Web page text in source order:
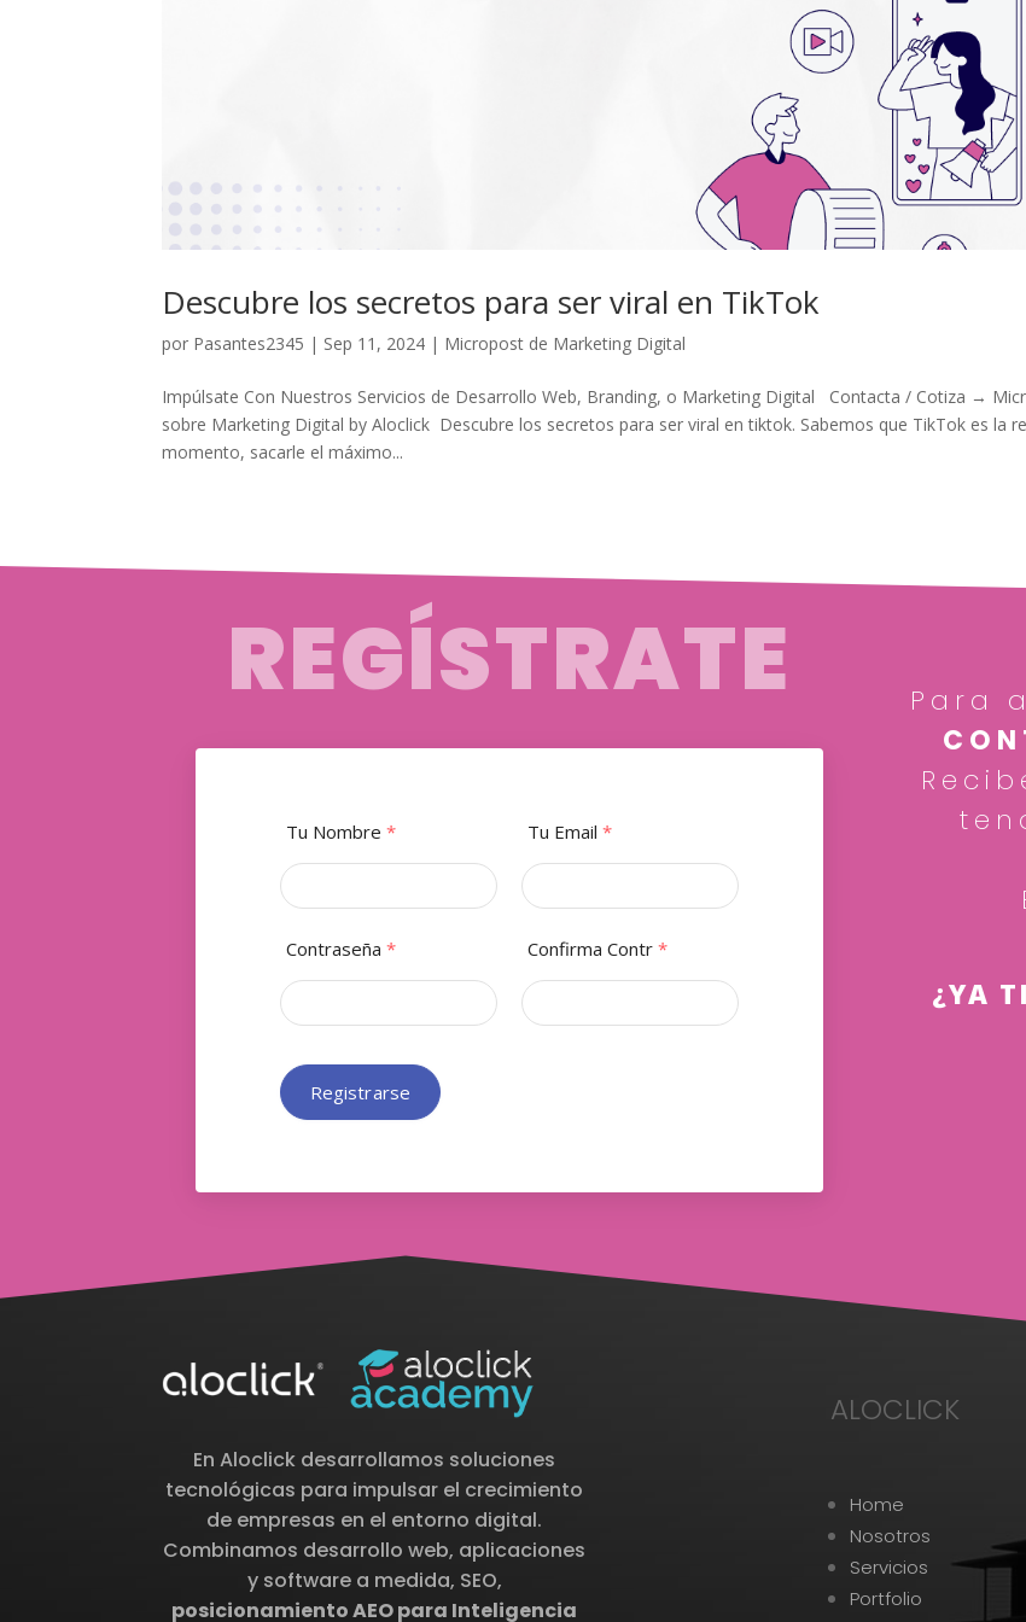
Descubre los secretos para ser viral en TikTok
por Pasantes2345 | Sep 11, 2024 | Micropost de Marketing Digital
Impúlsate Con Nuestros Servicios de Desarrollo Web, Branding, o Marketing Digital Contacta / Cotiza →
sobre Marketing Digital by Aloclick Descubre los secretos para ser viral en tiktok. Sabemos que TikTok es la
momento, sacarle el máximo...
REGÍSTRATE
Tu Nombre * Tu Email *
Contraseña * Confirma Contr *
Registrarse
Para
¿YA
En Aloclick desarrollamos soluciones
tecnológicas para impulsar el crecimiento
de empresas en el entorno digital.
Combinamos desarrollo web, aplicaciones
y software a medida, SEO,
posicionamiento AEO para Inteligencia
ALOCLICK
Home
Nosotros
Servicios
Portfolio